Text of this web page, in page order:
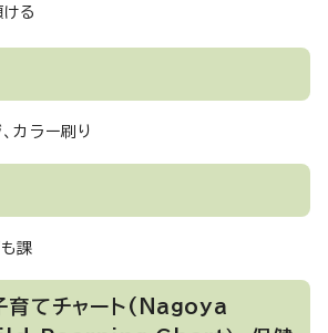
る
カラー刷り
課
てチャート( Nagoya